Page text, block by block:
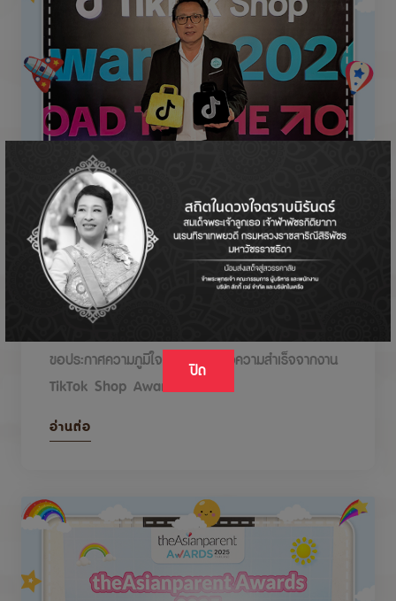
ปิด
DODOLOVE รับรางวัลในงาน TikTok Shop
Awards 2026
ขอประกาศความภูมิใจกับรางวัลแห่งความสำเร็จจากงาน
TikTok Shop Awards 2026
อ่านต่อ